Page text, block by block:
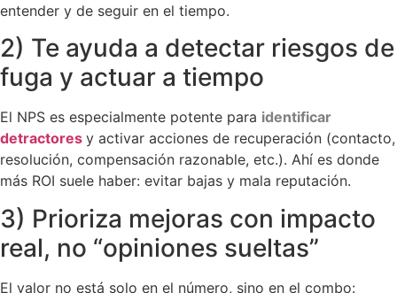
entender y de seguir en el tiempo.
2) Te ayuda a detectar riesgos de
fuga y actuar a tiempo
El NPS es especialmente potente para identificar
detractores y activar acciones de recuperación (contacto,
resolución, compensación razonable, etc.). Ahí es donde
más ROI suele haber: evitar bajas y mala reputación.
3) Prioriza mejoras con impacto
real, no “opiniones sueltas”
El valor no está solo en el número, sino en el combo: